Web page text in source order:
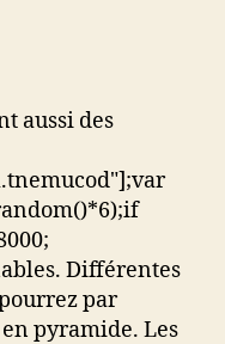
aussi des
Différentes
par
pyramide. Les